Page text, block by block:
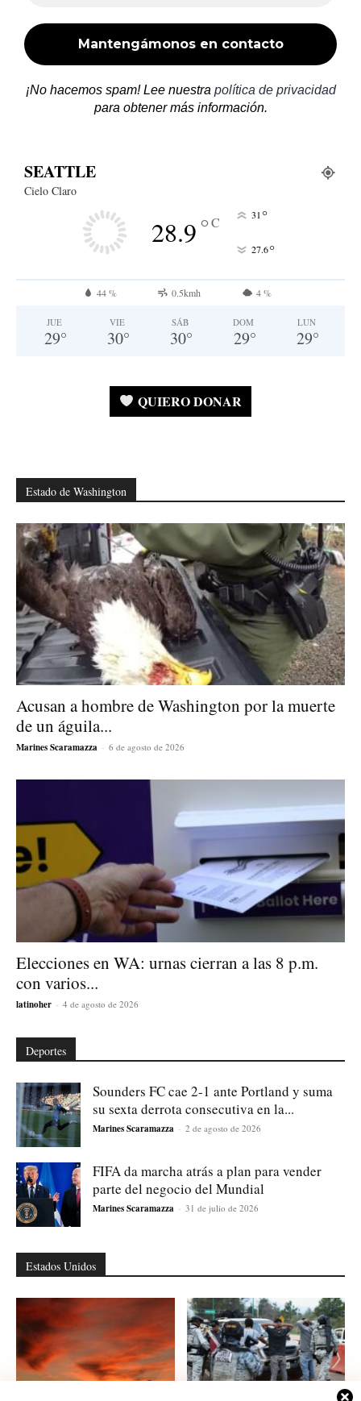
¡No hacemos spam! Lee nuestra política de privacidad
para obtener más información.
SEATTLE
Cielo Claro
28.9°C 31 °
27.6°
44 % 0.5kmh 4 %
JUE
29°
VIE
30°
SÁB
30°
DOM
29°
LUN
29°
QUIERO DONAR
Estado de Washington
Acusan a hombre de Washington por la muerte
de un águila...
Marines Scaramazza - 6 de agosto de 2026
Elecciones en WA: urnas cierran a las 8 p.m.
con varios...
latinoher - 4 de agosto de 2026
Deportes
Sounders FC cae 2-1 ante Portland y suma
su sexta derrota consecutiva en la...
Marines Scaramazza - 2 de agosto de 2026
FIFA da marcha atrás a plan para vender
parte del negocio del Mundial
Marines Scaramazza - 31 de julio de 2026
Estados Unidos